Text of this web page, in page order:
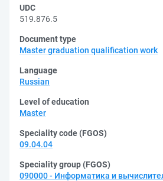
UDC
519.876.5
Document type
Master graduation qualification work
Language
Russian
Level of education
Master
Speciality code (FGOS)
09.04.04
Speciality group (FGOS)
090000 - Информатика и